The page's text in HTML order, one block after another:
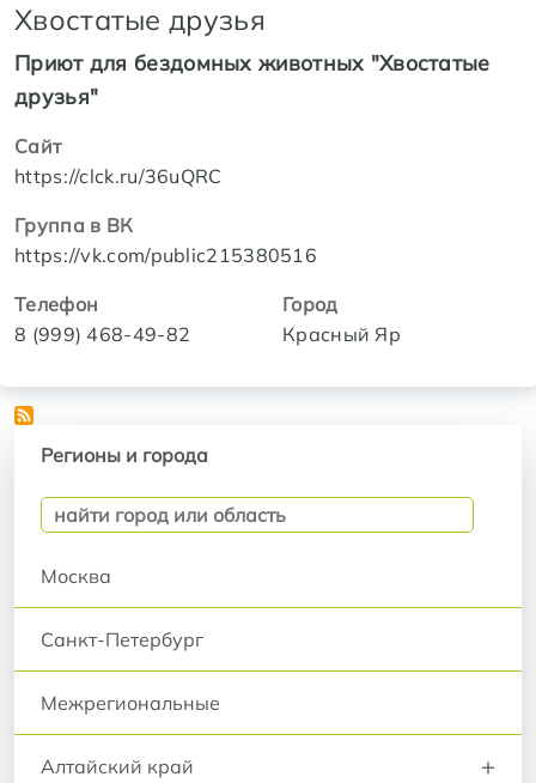
Хвостатые друзья
Приют для бездомных животных "Хвостатые
друзья"
Сайт
https://clck.ru/36uQRC
Группа в ВК
https://vk.com/public215380516
Телефон
8 (999) 468-49-82
Город
Красный Яр
Регионы и города
Москва
Санкт-Петербург
Межрегиональные
Алтайский край +